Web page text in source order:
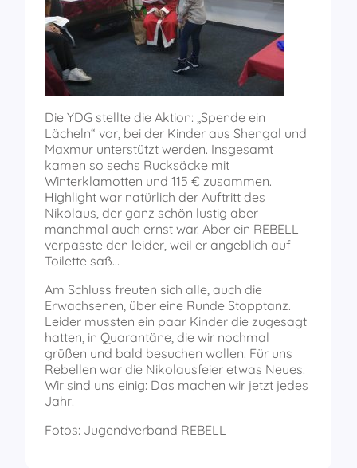
Die YDG stellte die Aktion: „Spende ein
Lächeln“ vor, bei der Kinder aus Shengal und
Maxmur unterstützt werden. Insgesamt
kamen so sechs Rucksäcke mit
Winterklamotten und 115 € zusammen.
Highlight war natürlich der Auftritt des
Nikolaus, der ganz schön lustig aber
manchmal auch ernst war. Aber ein REBELL
verpasste den leider, weil er angeblich auf
Toilette saß…
Am Schluss freuten sich alle, auch die
Erwachsenen, über eine Runde Stopptanz.
Leider mussten ein paar Kinder die zugesagt
hatten, in Quarantäne, die wir nochmal
grüßen und bald besuchen wollen. Für uns
Rebellen war die Nikolausfeier etwas Neues.
Wir sind uns einig: Das machen wir jetzt jedes
Jahr!
Fotos: Jugendverband REBELL